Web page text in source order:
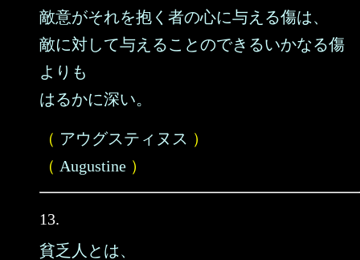
敵意がそれを抱く者の心に与える傷は、
敵に対して与えることのできるいかなる傷
よりも
はるかに深い。
（ アウグスティヌス ）
（ Augustine ）
13.
貧乏人とは、